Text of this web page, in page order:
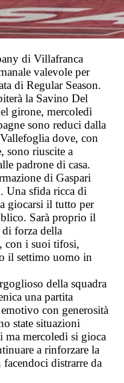
di Villafranca
valevole per
di Regular Season.
la Savino Del
girone, mercoledì
sono reduci dalla
dove, con
sono riuscite a
padrone di casa.
di Gaspari
Una sfida ricca di
giocarsi il tutto per
Sarà proprio il
forza della
con i suoi tifosi,
il settimo uomo in
della squadra
una partita
con generosità
state situazioni
mercoledì si gioca
a rinforzare la
distrarre da